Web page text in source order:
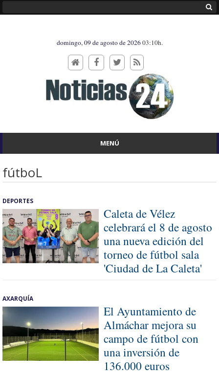
domingo, 09 de agosto de 202603:10h.
MENÚ
fútboL
DEPORTES
Caleta de Vélez
celebrará el 8 de agosto
una nueva edición del
torneo de fútbol sala
'Ciudad de La Caleta'
AXARQUÍA
El Ayuntamiento de
Almáchar mejora su
campo de fútbol con
una inversión de
136.000 euros